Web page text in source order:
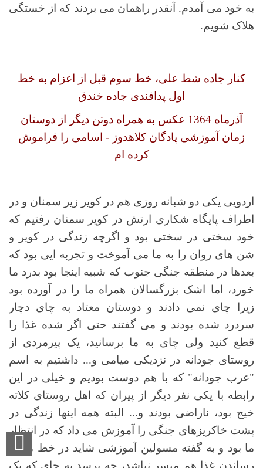
به خود می آمدم. آنقدر راهمان می بردند که از خستگی
هلاک شویم.
کنار جاده شط علی، خط سوم قبل از اعزام به خط
اول پدافندی جاده خندق
آذرماه 1364 عکس به همراه دوتن دیگر از دوستان
زمان آموزشی پادگان کلاهدوز - اسامی را فراموش
کرده ام
اردویی یکی دو شبانه روزی هم در کویر زیر سمنان و در
اطراف پایگاه شکاری ارتش در کویر سمنان رفتیم که
خود سختی در سختی بود و اگرچه زندگی در کویر و
شن های روان را به ما می آموخت و تجربه ایی بود که
بعدها در منطقه جنگی جنوب که شبیه اینجا بود بدرد ما
خورد، اما اشک بزرگسالان همراه ما را در آورده بود
زیرا چای نمی دادند و دوستان معتاد به چای دچار
سردرد شده بودند و می گفتند حتی اگر شده غذا را
قطع کنید ولی چای به ما برسانید، یک پیرمردی از
روستای جودانه در نزدیکی میامی و... داشتیم به اسم
"عرب جودانه" که با هم دوست بودیم و خیلی در این
رابطه با یکی نفر دیگر از پیران که اهل روستای کلاته
خیج بود، ناراضی بودند و... البته همه اینها زندگی در
پشت خاکریزهای جنگی را آموزش می داد که در انتظار
ما بود و به گفته مسولین آموزشی شاید در خط مقدم
رساندن غذا هم میسر نباشد، چه برسد به چای که یک